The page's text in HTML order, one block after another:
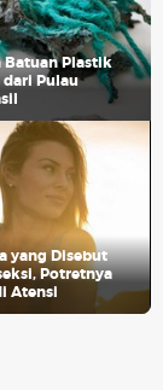
Batuan Plastik
Pulau
yang Disebut
Potretnya
Atensi